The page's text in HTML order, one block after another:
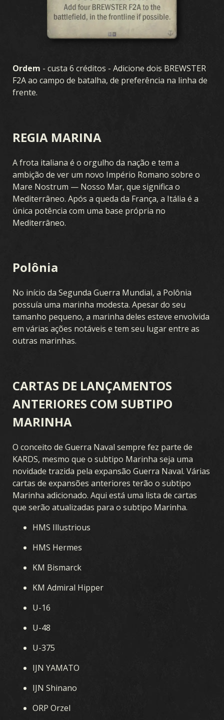
Ordem - custa 6 créditos - Adicione dois BREWSTER
F2A ao campo de batalha, de preferência na linha de
frente.
REGIA MARINA
A frota italiana é o orgulho da nação e tem a
ambição de ver um novo Império Romano sobre o
Mare Nostrum — Nosso Mar, que significa o
Mediterrâneo. Após a queda da França, a Itália é a
única potência com uma base própria no
Mediterrâneo.
Polônia
No início da Segunda Guerra Mundial, a Polônia
possuía uma marinha modesta. Apesar do seu
tamanho pequeno, a marinha deles esteve envolvida
em várias ações notáveis e tem seu lugar entre as
outras marinhas.
CARTAS DE LANÇAMENTOS
ANTERIORES COM SUBTIPO
MARINHA
O conceito de Guerra Naval sempre fez parte de
KARDS, mesmo que o subtipo Marinha seja uma
novidade trazida pela expansão Guerra Naval. Várias
cartas de expansões anteriores terão o subtipo
Marinha adicionado. Aqui está uma lista de cartas
que serão atualizadas para o subtipo Marinha.
HMS Illustrious
HMS Hermes
KM Bismarck
KM Admiral Hipper
U-16
U-48
U-375
IJN YAMATO
IJN Shinano
ORP Orzel